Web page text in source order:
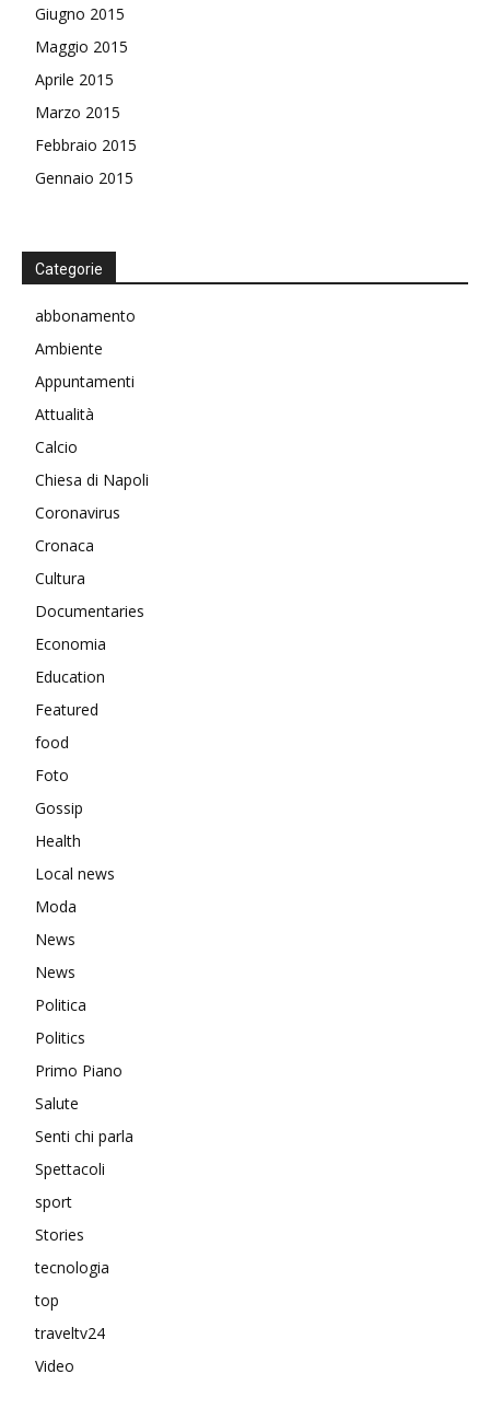
Giugno 2015
Maggio 2015
Aprile 2015
Marzo 2015
Febbraio 2015
Gennaio 2015
Categorie
abbonamento
Ambiente
Appuntamenti
Attualità
Calcio
Chiesa di Napoli
Coronavirus
Cronaca
Cultura
Documentaries
Economia
Education
Featured
food
Foto
Gossip
Health
Local news
Moda
News
News
Politica
Politics
Primo Piano
Salute
Senti chi parla
Spettacoli
sport
Stories
tecnologia
top
traveltv24
Video